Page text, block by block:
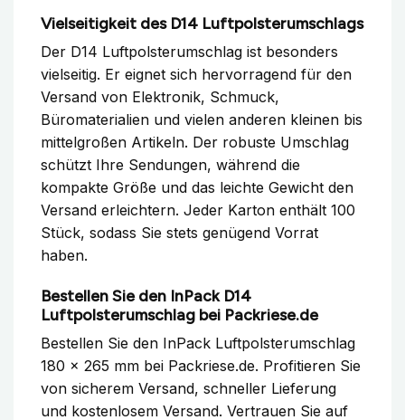
Vielseitigkeit des D14 Luftpolsterumschlags
Der D14 Luftpolsterumschlag ist besonders
vielseitig. Er eignet sich hervorragend für den
Versand von Elektronik, Schmuck,
Büromaterialien und vielen anderen kleinen bis
mittelgroßen Artikeln. Der robuste Umschlag
schützt Ihre Sendungen, während die
kompakte Größe und das leichte Gewicht den
Versand erleichtern. Jeder Karton enthält 100
Stück, sodass Sie stets genügend Vorrat
haben.
Bestellen Sie den InPack D14
Luftpolsterumschlag bei Packriese.de
Bestellen Sie den InPack Luftpolsterumschlag
180 x 265 mm bei Packriese.de. Profitieren Sie
von sicherem Versand, schneller Lieferung
und kostenlosem Versand. Vertrauen Sie auf